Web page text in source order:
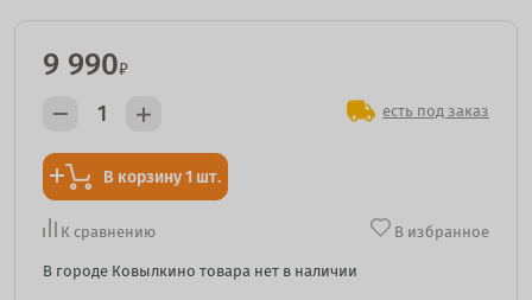
9 990₽
есть под заказ
В корзину 1 шт.
К сравнению В избранное
В городе Ковылкино товара нет в наличии